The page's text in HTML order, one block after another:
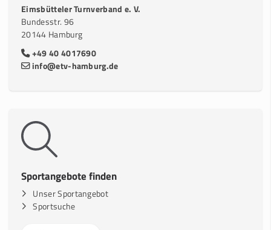
Eimsbütteler Turnverband e. V.
Bundesstr. 96
20144 Hamburg
+49 40 4017690
info@etv-hamburg.de
Sportangebote finden
Unser Sportangebot
Sportsuche